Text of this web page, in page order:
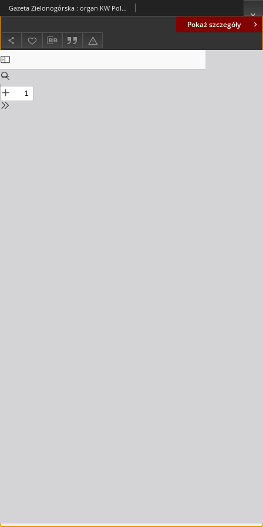
Pokaż szczegóły
Gazeta Zielonogórska : organ KW Polskiej Zjednoczonej Partii Robotniczej R. XIX Nr 207 (1 września 1970). - Wyd. A